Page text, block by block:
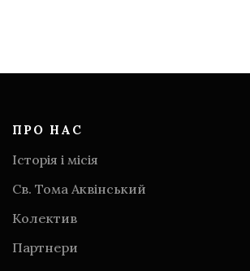
ПРО НАС
Історія і місія
Св. Тома Аквінський
Колектив
Партнери